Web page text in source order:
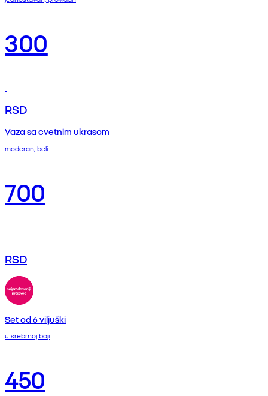
300
RSD
Vaza sa cvetnim ukrasom
moderan, beli
700
RSD
Set od 6 viljuški
u srebrnoj boji
450